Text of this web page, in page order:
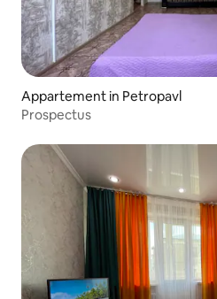
Appartement in Petropavl
Prospectus